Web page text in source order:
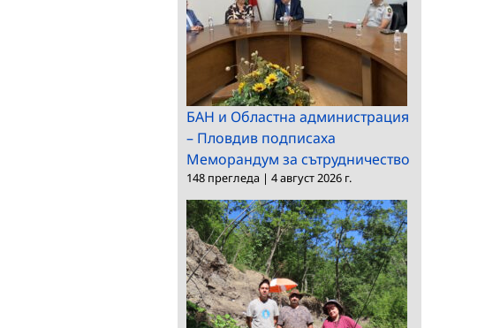
БАН и Областна администрация
– Пловдив подписаха
Меморандум за сътрудничество
148 прегледа | 4 август 2026 г.